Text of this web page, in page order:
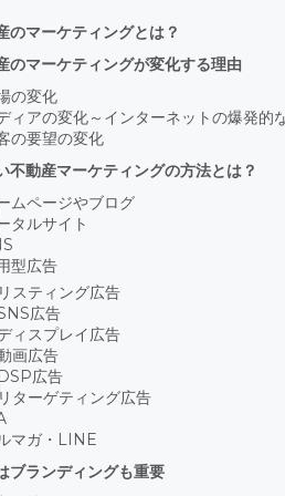
のマーケティングとは？
のマーケティングが変化する理由
の変化
ィアの変化～インターネットの爆発的
の要望の変化
不動産マーケティングの方法とは？
ムページやブログ
タルサイト
型広告
リスティング広告
広告
ィスプレイ広告
画広告
DSP広告
リターゲティング広告
マガ・LINE
ブランディングも重要